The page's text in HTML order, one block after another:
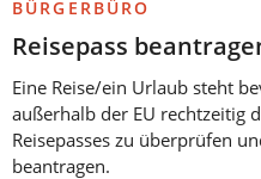
BÜRGERBÜRO
Reisepass
Eine Reise/ein Urlaub steht
außerhalb der EU rechtzeitig
Reisepasses zu überprüfen
beantragen.